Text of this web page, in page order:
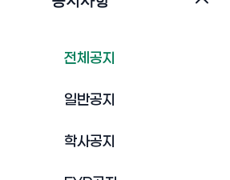
전체공지
일반공지
학사공지